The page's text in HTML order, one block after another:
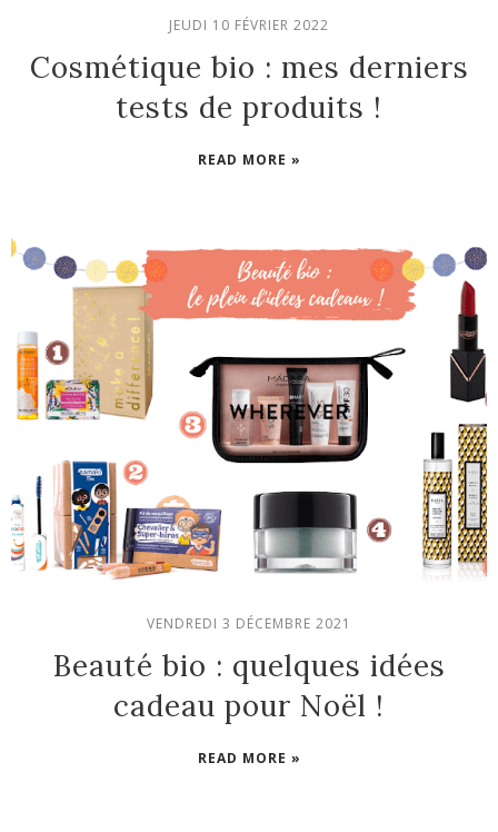
JEUDI 10 FÉVRIER 2022
Cosmétique bio : mes derniers
tests de produits !
READ MORE »
VENDREDI 3 DÉCEMBRE 2021
Beauté bio : quelques idées
cadeau pour Noël !
READ MORE »